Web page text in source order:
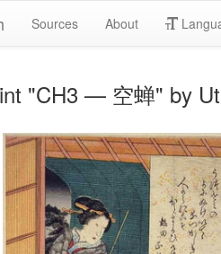
Sources About
"CH3 — 空蝉" by